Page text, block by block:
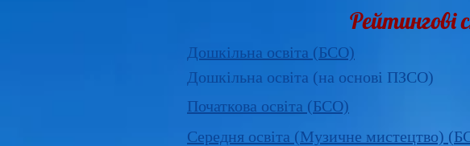
Рейтингові
Дошкільна освіта (БСО)
Дошкільна освіта (на основі ПЗСО)
Початкова освіта (БСО)
Середня освіта (Музичне мистецтво)